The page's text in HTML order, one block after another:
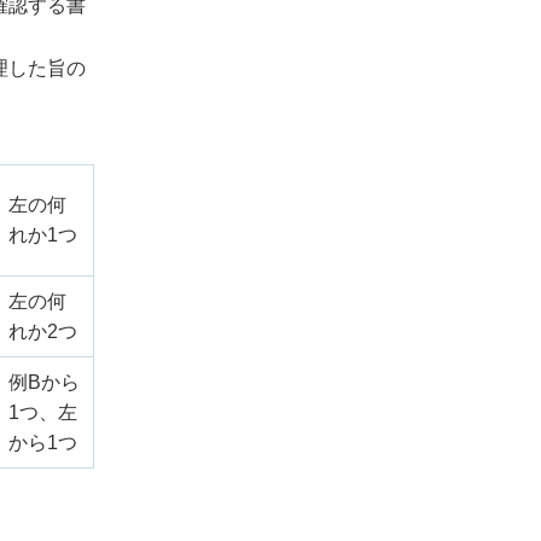
認する書
した旨の
左の何
れか1つ
左の何
れか2つ
例Bから
1つ、左
から1つ